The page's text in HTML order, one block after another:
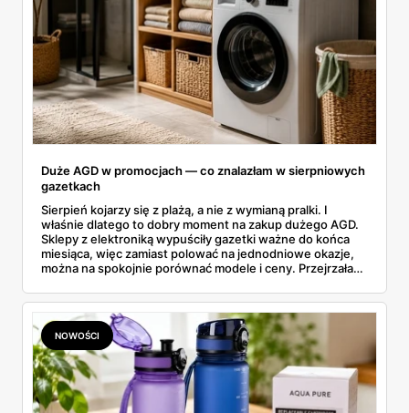
Duże AGD w promocjach — co znalazłam w sierpniowych
gazetkach
Sierpień kojarzy się z plażą, a nie z wymianą pralki. I
właśnie dlatego to dobry moment na zakup dużego AGD.
Sklepy z elektroniką wypuściły gazetki ważne do końca
miesiąca, więc zamiast polować na jednodniowe okazje,
można na spokojnie porównać modele i ceny. Przejrzałam
znalazłam, z cenami i terminami.
NOWOŚCI